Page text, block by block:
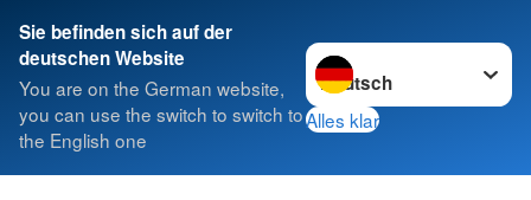
Sie befinden sich auf der
deutschen Website
You are on the German website,
you can use the switch to switch to
the English one
Sprache wechseln zu
Alles klar